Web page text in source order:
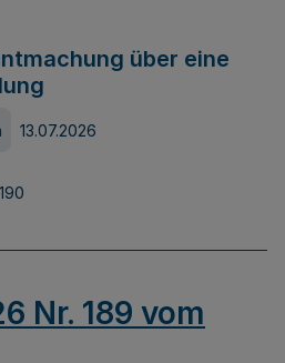
über eine
13.07.2026
190
Nr. 189 vom